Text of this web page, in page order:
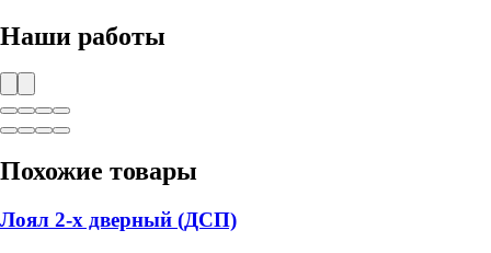
Наши работы
Похожие товары
Лоял 2-х дверный (ДСП)